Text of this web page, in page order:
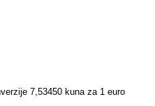
7,53450 kuna za 1 euro